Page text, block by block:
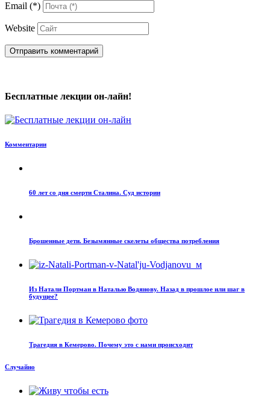
Email (*)
Website
Бесплатные лекции он-лайн!
Комментарии
60 лет со дня смерти Сталина. Суд истории
Брошенные дети. Безымянные скелеты общества потребления
Из Натали Портман в Наталью Водянову. Назад в прошлое или шаг в
будущее?
Трагедия в Кемерово. Почему это с нами происходит
Случайно